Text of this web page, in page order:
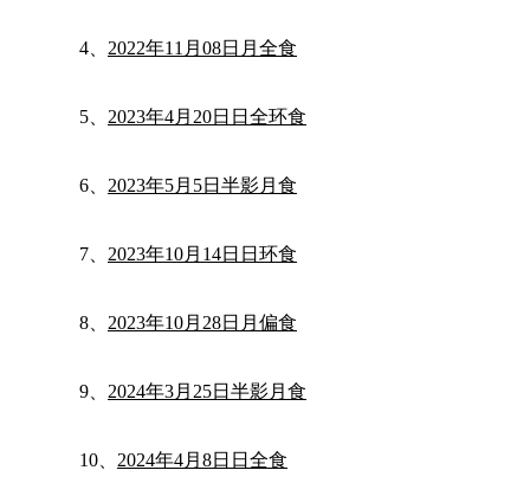
4、 2022年11月08日月全食
5、 2023年4月20日日全环食
6、 2023年5月5日半影月食
7、 2023年10月14日日环食
8、 2023年10月28日月偏食
9、 2024年3月25日半影月食
10、 2024年4月8日日全食